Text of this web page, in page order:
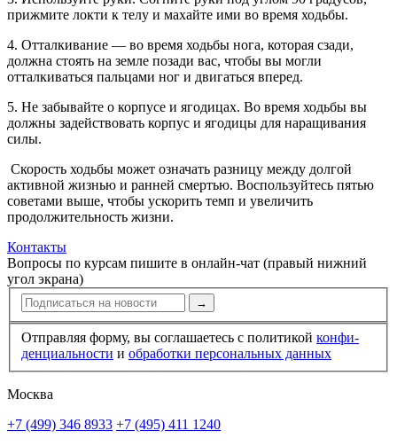
прижмите локти к телу и махайте ими во время ходьбы.
4. Отталкивание — во время ходьбы нога, которая сзади,
должна стоять на земле позади вас, чтобы вы могли
отталкиваться пальцами ног и двигаться вперед.
5. Не забывайте о корпусе и ягодицах. Во время ходьбы вы
должны задействовать корпус и ягодицы для наращивания
силы.
Скорость ходьбы может означать разницу между долгой
активной жизнью и ранней смертью. Воспользуйтесь пятью
советами выше, чтобы ускорить темп и увеличить
продолжительность жизни.
Контакты
Вопросы по курсам пишите в онлайн-чат (правый нижний
угол экрана)
→
Отправляя форму, вы соглашаетесь с политикой конфи­
ден­циальности и обработки персональных данных
Москва
+7 (499) 346 8933 +7 (495) 411 1240